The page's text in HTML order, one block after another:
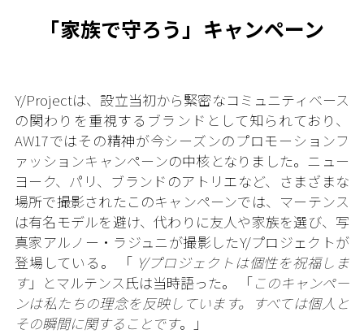
「家族で守ろう」キャンペーン
Y/Projectは、設立当初から緊密なコミュニティベース
の関わりを重視するブランドとして知られており、
AW17ではその精神が今シーズンのプロモーションフ
ァッションキャンペーンの中核となりました。ニュー
ヨーク、パリ、ブランドのアトリエなど、さまざまな
場所で撮影されたこのキャンペーンでは、マーテンス
は有名モデルを避け、代わりに友人や家族を選び、写
真家アルノー・ラジュニが撮影したY/プロジェクトが
登場している。 「 Y/プロジェクトは個性を祝福しま
す」とマルテンス氏は当時語った。 「このキャンペー
ンは私たちの理念を反映しています。すべては個人と
その瞬間に関することです。」